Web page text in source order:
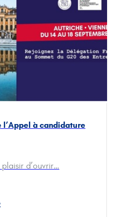
l’Appel à candidature
d’ouvrir…